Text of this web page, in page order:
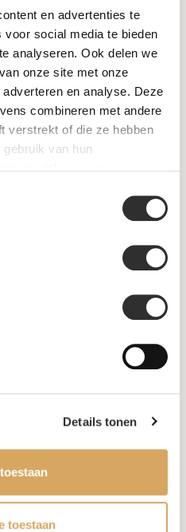
en advertenties te
social media te bieden
analyseren. Ook delen we
onze site met onze
en analyse. Deze
combineren met andere
verstrekt of die ze hebben
van hun
Details tonen
toestaan